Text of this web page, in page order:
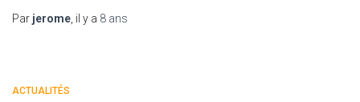
Par jerome , il y a 8 ans
ACTUALITÉS